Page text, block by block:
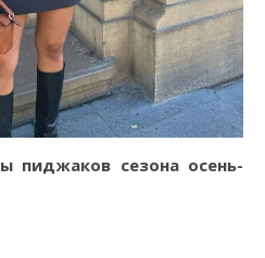
пиджаков сезона осень-